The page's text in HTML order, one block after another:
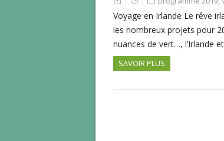
Voyage en Irlande Le rêve
les nombreux projets pour
nuances de vert…, l’Irlande
SAVOIR PLUS